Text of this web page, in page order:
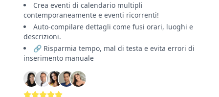
Crea eventi di calendario multipli
contemporaneamente e eventi ricorrenti!
Auto-compilare dettagli come fusi orari, luoghi e
descrizioni.
🔗 Risparmia tempo, mal di testa e evita errori di
inserimento manuale